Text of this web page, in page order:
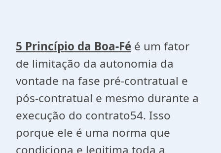
5 Princípio da Boa-Fé é um fator
de limitação da autonomia da
vontade na fase pré-contratual e
pós-contratual e mesmo durante a
execução do contrato54. Isso
porque ele é uma norma que
condiciona e legitima toda a